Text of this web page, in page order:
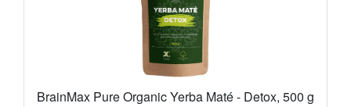
BrainMax Pure Organic Yerba Maté - Detox, 500 g